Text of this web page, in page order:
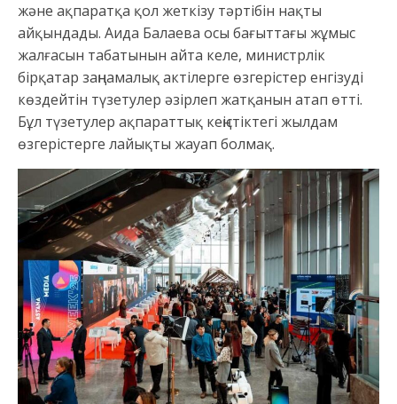
және ақпаратқа қол жеткізу тәртібін нақты
айқындады. Аида Балаева осы бағыттағы жұмыс
жалғасын табатынын айта келе, министрлік
бірқатар заңнамалық актілерге өзгерістер енгізуді
көздейтін түзетулер әзірлеп жатқанын атап өтті.
Бұл түзетулер ақпараттық кеңістіктегі жылдам
өзгерістерге лайықты жауап болмақ.